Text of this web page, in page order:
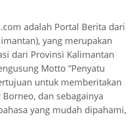
adalah Portal Berita dari
yang merupakan
dari Provinsi Kalimantan
Motto “Penyatu
untuk memberitakan
dan sebagainya
yang mudah dipahami,